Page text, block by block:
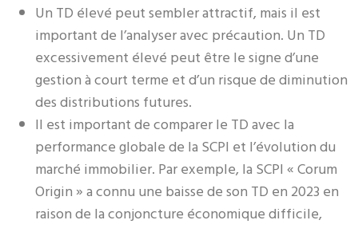
Un TD élevé peut sembler attractif, mais il est
important de l’analyser avec précaution. Un TD
excessivement élevé peut être le signe d’une
gestion à court terme et d’un risque de diminution
des distributions futures.
Il est important de comparer le TD avec la
performance globale de la SCPI et l’évolution du
marché immobilier. Par exemple, la SCPI « Corum
Origin » a connu une baisse de son TD en 2023 en
raison de la conjoncture économique difficile,